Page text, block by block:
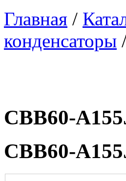
Главная /
конденсаторы
CBB60-
CBB60-